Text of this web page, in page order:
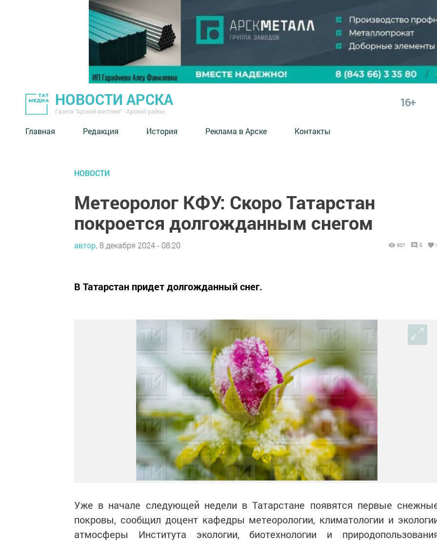
НОВОСТИ АРСКА
Газета "Арский вестник" - Арский район
16+
Главная Редакция История Реклама в Арске Контакты
НОВОСТИ
Метеоролог КФУ: Скоро Татарстан
покроется долгожданным снегом
автор, 8 декабря 2024 - 08:20 901 0
В Татарстан придет долгожданный снег.
Уже в начале следующей недели в Татарстане появятся первые
покровы, сообщил доцент кафедры метеорологии, климатологии и
атмосферы Института экологии, биотехнологии и